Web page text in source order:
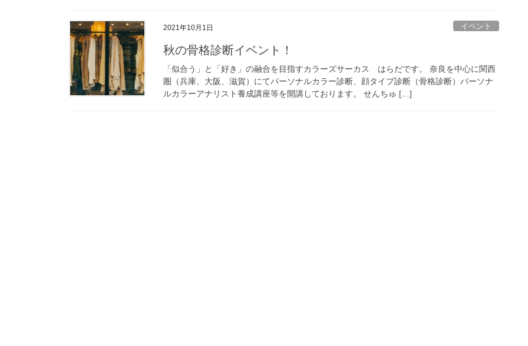
2021年10月1日 イベント
秋の骨格診断イベント！
「似合う」と「好き」の融合を目指すカラーズサーカス はらだです。 奈良を中心に関西
圏（兵庫、大阪、滋賀）にてパーソナルカラー診断、顔タイプ診断（骨格診断）パーソナ
ルカラーアナリスト養成講座等を開講しております。 せんちゅ […]